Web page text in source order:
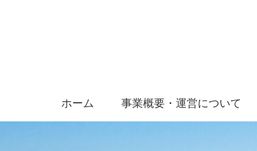
ホーム 事業概要・運営について